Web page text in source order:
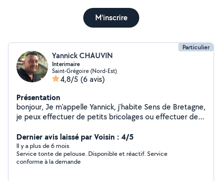
M'inscrire
Particulier
Yannick CHAUVIN
Interimaire
Saint-Grégoire (Nord-Est)
4,8/5 (6 avis)
Présentation
bonjour, Je m'appelle Yannick, j'habite Sens de Bretagne,
je peux effectuer de petits bricolages ou effectuer des
bientôt
Dernier avis laissé par Voisin : 4/5
Il y a plus de 6 mois
Service tonte de pelouse. Disponible et réactif. Service
conforme à la demande